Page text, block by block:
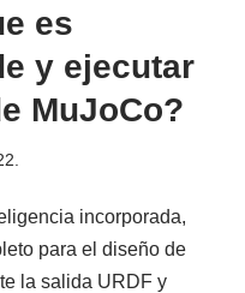
es
y ejecutar
MuJoCo?
incorporada,
para el diseño de
la salida URDF y